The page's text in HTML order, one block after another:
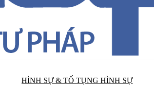
HÌNH SỰ & TỐ TỤNG HÌNH SỰ